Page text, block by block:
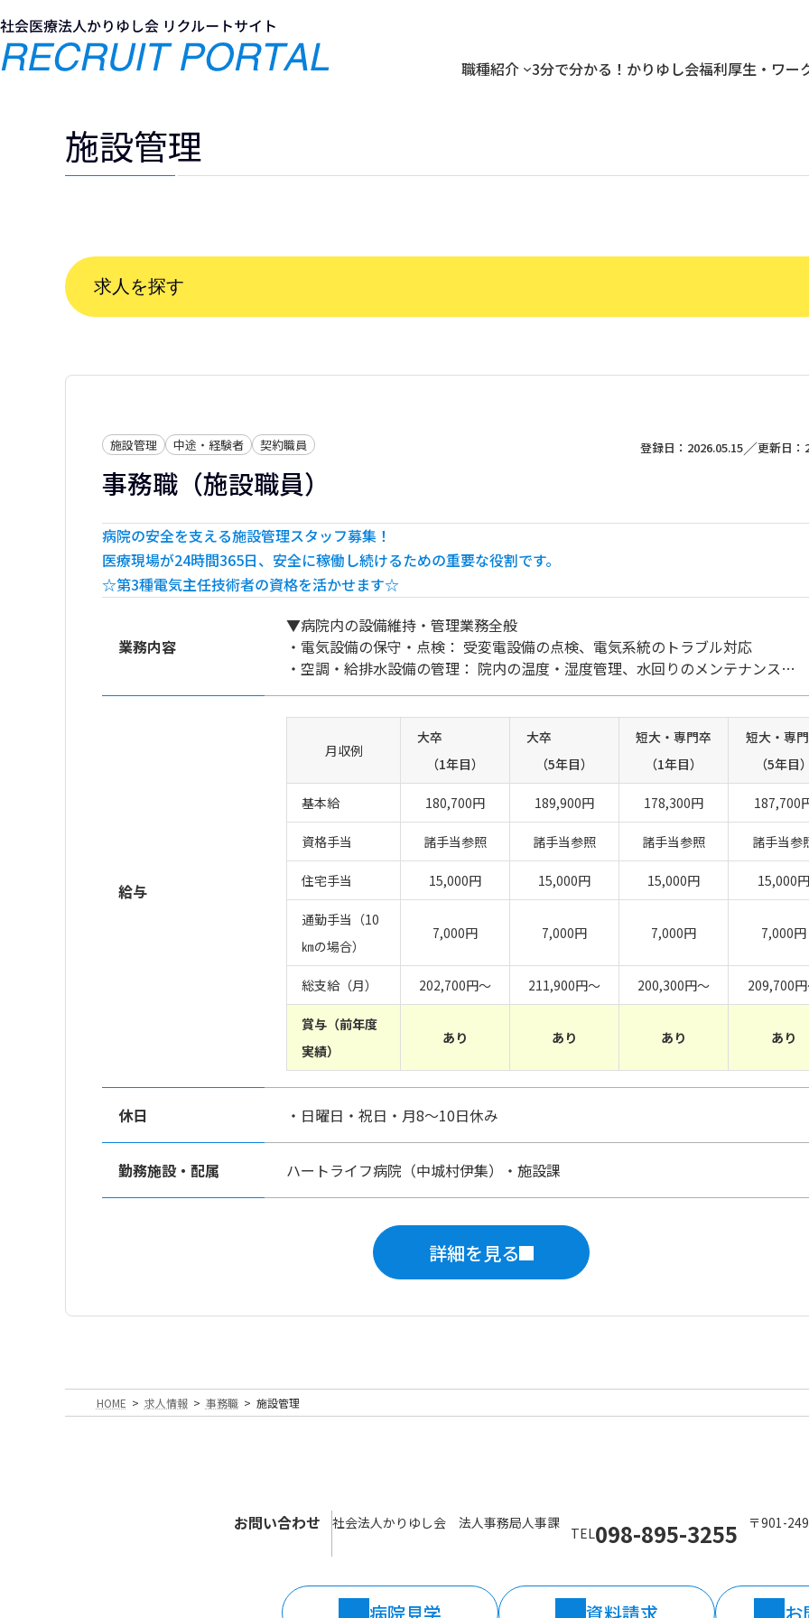
to
the
content
to
the
Navigation
職種紹介 3分で分かる！かりゆし会福利厚生・ワー
施設管理
求人を探す
勤務施設
ハートライフ病院（中城村伊集）
ハートライフクリニック（西原町掛保久）
ハートライフ地域包括ケアセンター（西原町小那覇）
はーとらいふ保育園（中城村伊集）
検索する リセット
施設管理 中途・経験者 契約職員 登録日：2026.05.15／更新日：
事務職（施設職員）
病院の安全を支える施設管理スタッフ募集！
医療現場が24時間365日、安全に稼働し続けるための重要な役割です。
☆第3種電気主任技術者の資格を活かせます☆
業務内容
▼病院内の設備維持・管理業務全般
・電気設備の保守・点検： 受変電設備の点検、電気系統のトラブル対応
・空調・給排水設備の管理： 院内の温度・湿度管理、水回りのメンテナンス
・医療ガス設備の運用監視： 命に関わる重要な設備の日常点検
・業者対応・工事立会い： 専門業者による定期点検や修繕工事の管理
・エネルギー管理： 省エネ対策の提案・実施
・簡易的な修繕： 院内の什器や設備の軽微な修理
給与
月収例
大卒
（1年目）
大卒
（5年目）
短大・専門卒
（1年目）
短大・専
（5年目）
基本給 180,700円 189,900円 178,300円 187,700
資格手当 諸手当参照 諸手当参照 諸手当参照 諸手当参
住宅手当 15,000円 15,000円 15,000円 15,000円
通勤手当（10
㎞の場合）
7,000円 7,000円 7,000円 7,000円
総支給（月） 202,700円～ 211,900円～ 200,300円～ 209,700
賞与（前年度
実績）
あり あり あり あり
休日 日曜日 祝日 月8～10日休み
勤務施設・配属 ハートライフ病院（中城村伊集）・施設課
詳細を見る
HOME 求人情報 事務職 施設管理
お問い合わせ 社会法人かりゆし会 法人事務局人事課
TEL098-895-3255 〒901-
病院見学 資料請求 お